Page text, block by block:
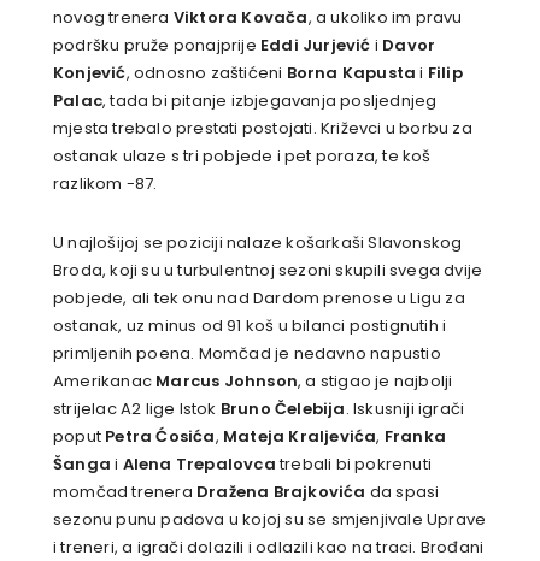
novog trenera Viktora Kovača, a ukoliko im pravu
podršku pruže ponajprije Eddi Jurjević i Davor
Konjević, odnosno zaštićeni Borna Kapusta i Filip
Palac, tada bi pitanje izbjegavanja posljednjeg
mjesta trebalo prestati postojati. Križevci u borbu za
ostanak ulaze s tri pobjede i pet poraza, te koš
razlikom -87.
U najlošijoj se poziciji nalaze košarkaši Slavonskog
Broda, koji su u turbulentnoj sezoni skupili svega dvije
pobjede, ali tek onu nad Dardom prenose u Ligu za
ostanak, uz minus od 91 koš u bilanci postignutih i
primljenih poena. Momčad je nedavno napustio
Amerikanac Marcus Johnson, a stigao je najbolji
strijelac A2 lige Istok Bruno Čelebija. Iskusniji igrači
poput Petra Ćosića, Mateja Kraljevića, Franka
Šanga i Alena Trepalovcatrebali bi pokrenuti
momčad trenera Dražena Brajkovića da spasi
sezonu punu padova u kojoj su se smjenjivale Uprave
i treneri, a igrači dolazili i odlazili kao na traci. Brođani